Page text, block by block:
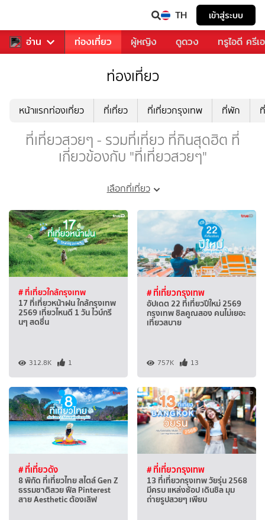
TH เข้าสู่ระบบ
อ่าน
ลง อาหาร ท่องเที่ยว ผู้หญิง ดูดวง ทรูไอดี ครีเ
ท่องเที่ยว
หน้าแรกท่องเที่ยว ที่เที่ยว ที่เที่ยวกรุงเทพ ที่พัก
ที่เที่ยวสวยๆ - รวมที่เที่ยว ที่กินสุดฮิต ที่
เกี่ยวข้องกับ "ที่เที่ยวสวยๆ"
เลือกที่เที่ยว
# ที่เที่ยวใกล้กรุงเทพ
17 ที่เที่ยวหน้าฝน ใกล้กรุงเทพ
2569 เที่ยวไหนดี 1 วัน ไวบ์กรี
นๆ สดชื่น
312.8K 1
# ที่เที่ยวกรุงเทพ
อัปเดต 22 ที่เที่ยวปีใหม่ 2569
กรุงเทพ ชิลคูณสอง คนไม่เยอะ
เที่ยวสบาย
757K 13
# ที่เที่ยวดัง
8 พิกัด ที่เที่ยวไทย สไตล์ Gen Z
ธรรมชาติสวย ฟีล Pinterest
สาย Aesthetic ต้องเลิฟ
# ที่เที่ยวกรุงเทพ
13 ที่เที่ยวกรุงเทพ วัยรุ่น 2568
มีครบ แหล่งช้อป เดินชิล มุม
ถ่ายรูปสวยๆ เพียบ